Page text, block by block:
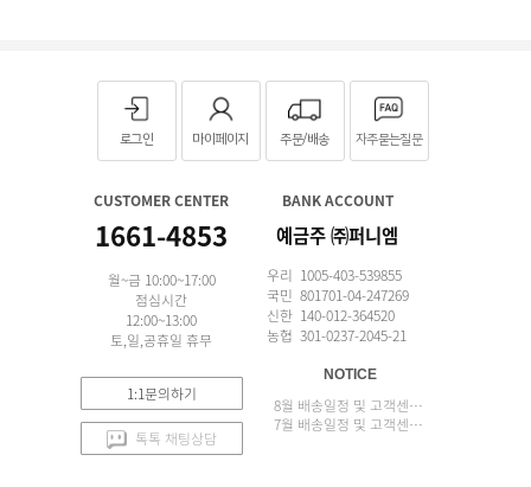
로그인 마이페이지 주문/배송 자주묻는질문
CUSTOMER CENTER
1661-4853
월~금 10:00~17:00
점심시간
12:00~13:00
토,일,공휴일 휴무
1:1문의하기
톡톡 채팅상담
BANK ACCOUNT
예금주 ㈜퍼니엠
우리 1005-403-539855
국민 801701-04-247269
신한 140-012-364520
농협 301-0237-2045-21
NOTICE
8월 배송일정 및 고객센터 업무 안내
7월 배송일정 및 고객센터 업무 안내